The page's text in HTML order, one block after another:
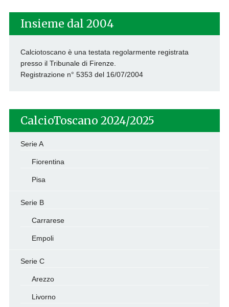
Insieme dal 2004
Calciotoscano è una testata regolarmente registrata
presso il Tribunale di Firenze.
Registrazione n° 5353 del 16/07/2004
CalcioToscano 2024/2025
Serie A
Fiorentina
Pisa
Serie B
Carrarese
Empoli
Serie C
Arezzo
Livorno